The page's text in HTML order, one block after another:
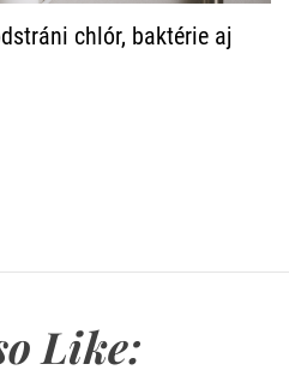
chlór, baktérie aj
Like: